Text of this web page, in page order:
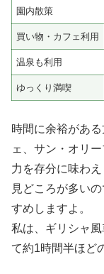
園内散策
買い物・カフェ利用
温泉も利用
ゆっくり満喫
時間に余裕があ
ェ、サン・オリ
力を存分に味わえ
見どころが多い
すめしますよ。
私は、ギリシャ
て約1時間半ほど